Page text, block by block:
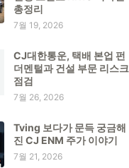
총정리
7월 19, 2026
CJ대한통운, 택배 본업 펀
더멘털과 건설 부문 리스크
점검
7월 26, 2026
Tving 보다가 문득 궁금해
진 CJ ENM 주가 이야기
7월 21, 2026